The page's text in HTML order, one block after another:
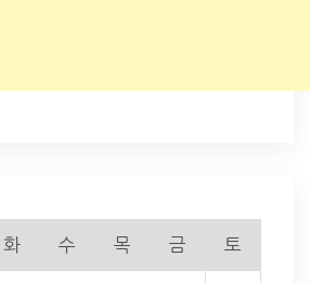
화 수 목 금 토